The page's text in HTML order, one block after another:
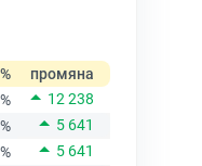
промяна
12 238
5 641
5 641